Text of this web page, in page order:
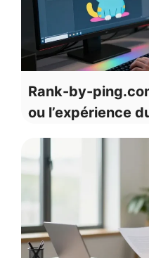
Rank-by-
ou l’expérience